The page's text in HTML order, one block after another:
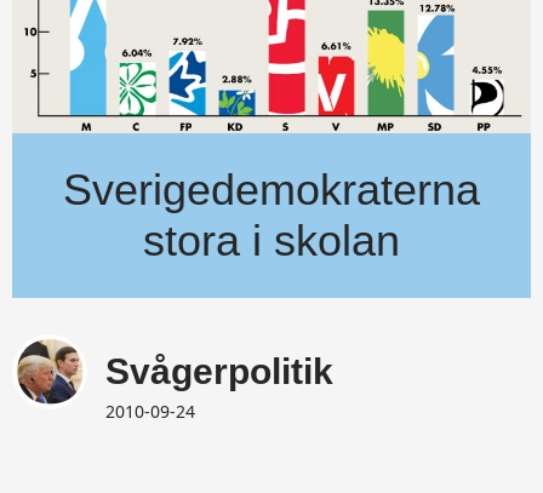
Sverigedemokraterna
stora i skolan
Svågerpolitik
2010-09-24